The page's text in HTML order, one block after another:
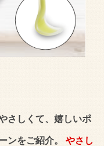
さしくて、嬉しいポ
ンをご紹介。 やさし